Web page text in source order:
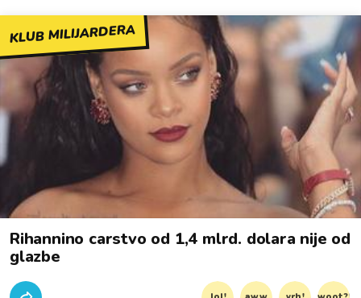
KLUB MILIJARDERA
Rihannino carstvo od 1,4 mlrd. dolara nije od
glazbe